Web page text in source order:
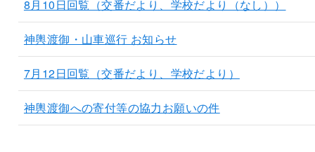
8月10日回覧（交番だより、学校だより（なし））
神輿渡御・山車巡行 お知らせ
7月12日回覧（交番だより、学校だより）
神輿渡御への寄付等の協力お願いの件